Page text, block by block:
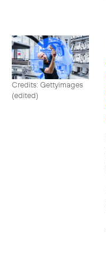
Credits: Gettyimages
(edited)